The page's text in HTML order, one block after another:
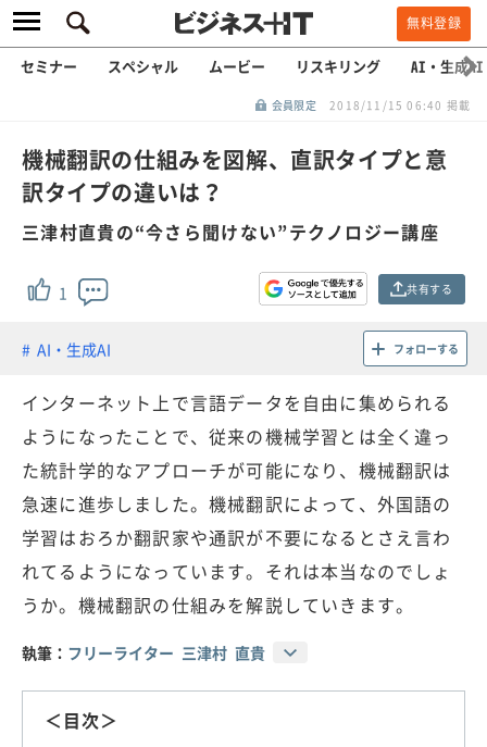
無料登録
セミナー スペシャル ムービー リスキリング AI・生成AI
会員限定 2018/11/15 06:40 掲載
機械翻訳の仕組みを図解、直訳タイプと意
訳タイプの違いは？
三津村直貴の“今さら聞けない”テクノロジー講座
1 共有する
AI・生成AI フォローする
インターネット上で言語データを自由に集められる
ようになったことで、従来の機械学習とは全く違っ
た統計学的なアプローチが可能になり、機械翻訳は
急速に進歩しました。機械翻訳によって、外国語の
学習はおろか翻訳家や通訳が不要になるとさえ言わ
れてるようになっています。それは本当なのでしょ
うか。機械翻訳の仕組みを解説していきます。
執筆： フリーライター 三津村 直貴
＜目次＞